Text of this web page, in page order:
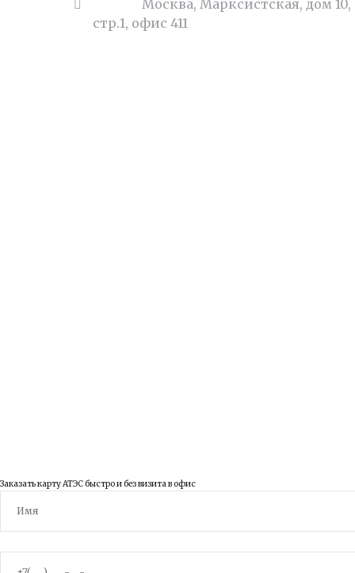
Москва, Марксистская, дом 10,
стр.1, офис 411
Заказать карту АТЭС быстро и без визита в офис